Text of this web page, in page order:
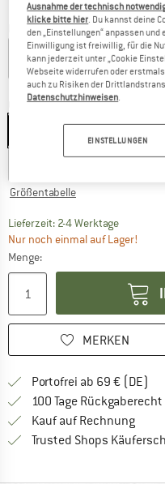
Farbe:Black Acid Wash
60%
Größe: UK6
UK
Größentabelle
Lieferzeit: 2-4 WerktageDer Link
Nur noch einmal auf Lager!
Menge:
MERKEN
Portofrei ab 69 € (DE)
100 Tage Rückgaberecht
Kauf auf Rechnung
Trusted Shops
Ausnahme der technisch
klicke bitte hier. Du kannst deine
den „Einstellungen“ anpassen
Einwilligung ist freiwillig, für die
kann jederzeit unter „Cookie
Webseite widerrufen oder
auch zu Risiken der
Datenschutzhinweisen.
EINSTELLUNGEN